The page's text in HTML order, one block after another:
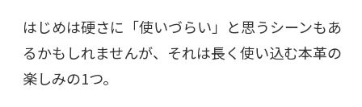
はじめは硬さに「使いづらい」と思うシーンもあ
るかもしれませんが、それは長く使い込む本革の
楽しみの1つ。